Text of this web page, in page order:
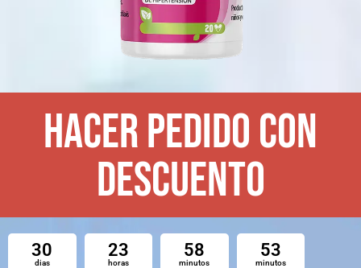
HACER PEDIDO CON
DESCUENTO
30
dias
23
horas
58
minutos
52
minutos